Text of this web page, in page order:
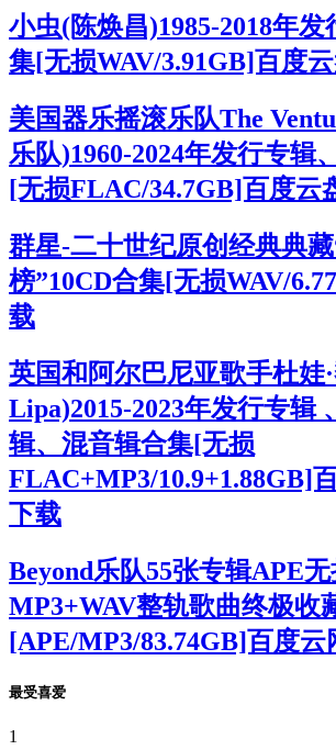
小虫(陈焕昌)1985-2018年发
集[无损WAV/3.91GB]百度
美国器乐摇滚乐队The
乐队)1960-2024年发行专辑
[无损FLAC/34.7GB]百度云
群星-二十世纪原创经典典
榜”10CD合集[无损WAV/
载
英国和阿尔巴尼亚歌手杜娃
Lipa)2015-2023年发行专辑
辑、混音辑合集[无损
FLAC+MP3/10.9+1.88GB]
下载
Beyond乐队55张专辑APE
MP3+WAV整轨歌曲终极收
[APE/MP3/83.74GB]百度云
最受喜爱
1